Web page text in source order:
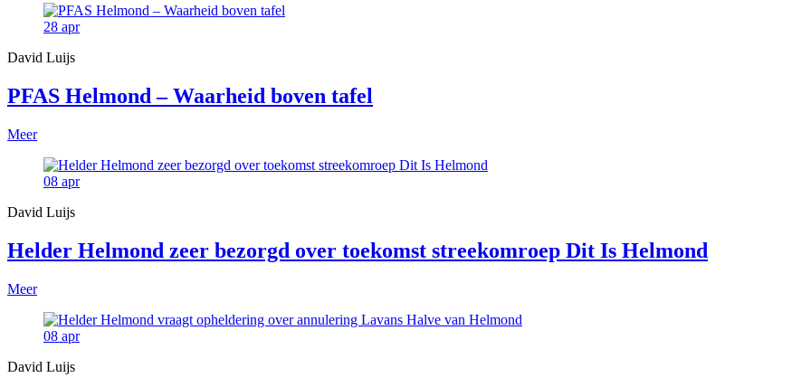
28 apr
David Luijs
PFAS Helmond – Waarheid boven tafel
Meer
08 apr
David Luijs
Helder Helmond zeer bezorgd over toekomst streekomroep Dit Is Helmond
Meer
08 apr
David Luijs